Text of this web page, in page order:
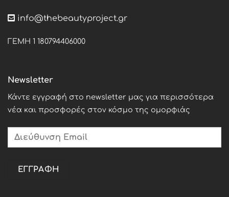
info@thebeautyproject.gr
ΓΕΜΗ 1 180794406000
Newsletter
Κάντε εγγραφή στο newsletter μας για περισσότερα
νέα και προσφορές στον κόσμο της ομορφιάς